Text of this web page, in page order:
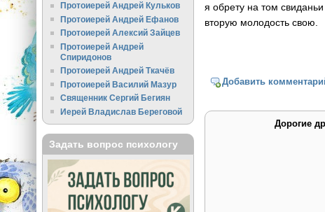
я обрету на том свиданьи
вторую молодость свою.
Добавить
Дорогие
Протоиерей Андрей Кульков
Протоиерей Андрей Ефанов
Протоиерей Алексий Зайцев
Протоиерей Андрей
Спиридонов
Протоиерей Андрей Ткачёв
Протоиерей Василий Мазур
Священник Сергий Бегиян
Иерей Владислав Береговой
Задать вопрос психологу